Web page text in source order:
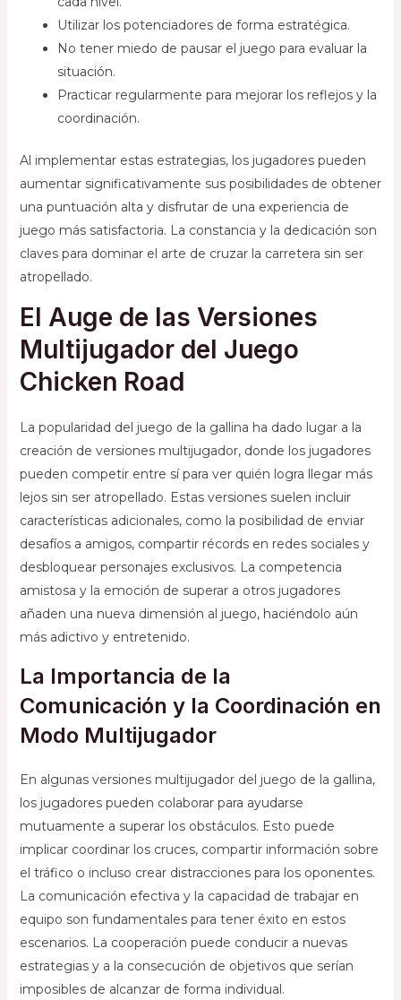
Utilizar los potenciadores de forma estratégica.
No tener miedo de pausar el juego para evaluar la
situación.
Practicar regularmente para mejorar los reflejos y la
coordinación.
Al implementar estas estrategias, los jugadores pueden
aumentar significativamente sus posibilidades de obtener
una puntuación alta y disfrutar de una experiencia de
juego más satisfactoria. La constancia y la dedicación son
claves para dominar el arte de cruzar la carretera sin ser
atropellado.
El Auge de las Versiones
Multijugador del Juego
Chicken Road
La popularidad del juego de la gallina ha dado lugar a la
creación de versiones multijugador, donde los jugadores
pueden competir entre sí para ver quién logra llegar más
lejos sin ser atropellado. Estas versiones suelen incluir
características adicionales, como la posibilidad de enviar
desafíos a amigos, compartir récords en redes sociales y
desbloquear personajes exclusivos. La competencia
amistosa y la emoción de superar a otros jugadores
añaden una nueva dimensión al juego, haciéndolo aún
más adictivo y entretenido.
La Importancia de la
Comunicación y la Coordinación en
Modo Multijugador
En algunas versiones multijugador del juego de la gallina,
los jugadores pueden colaborar para ayudarse
mutuamente a superar los obstáculos. Esto puede
implicar coordinar los cruces, compartir información sobre
el tráfico o incluso crear distracciones para los oponentes.
La comunicación efectiva y la capacidad de trabajar en
equipo son fundamentales para tener éxito en estos
escenarios. La cooperación puede conducir a nuevas
estrategias y a la consecución de objetivos que serían
imposibles de alcanzar de forma individual.